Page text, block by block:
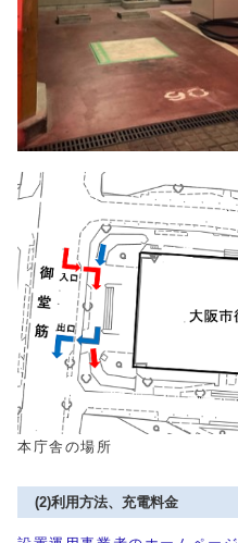
本庁舎の場所
(2)利用方法、充電料金